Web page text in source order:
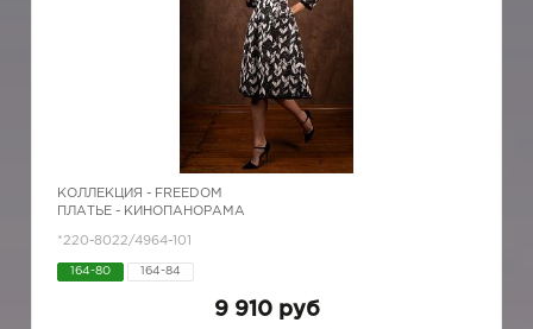
КОЛЛЕКЦИЯ - FREEDOM
ПЛАТЬЕ - КИНОПАНОРАМА
*220-8022/4964-101
164-80 164-84
9 910 руб